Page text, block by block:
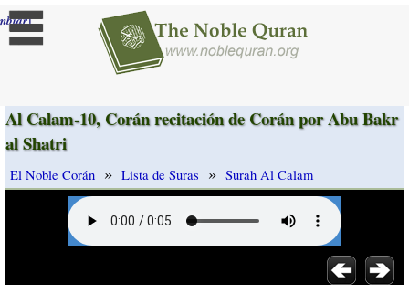
]
Al Calam-10, Corán recitación de Corán por Abu Bakr
al Shatri
El Noble Corán » Lista de Suras » Surah Al Calam